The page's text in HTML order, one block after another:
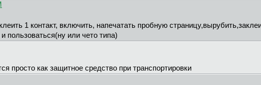
1 контакт, включить, напечатать пробную
пользоваться(ну или чето типа)
просто как защитное средство при транспортировки